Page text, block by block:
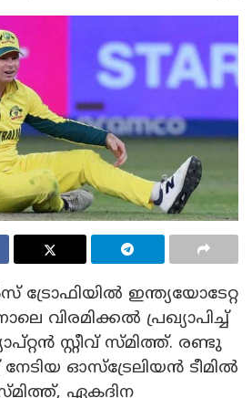
ട്രോഫിയിൽ ഇന്ത്യയോടേറ്റ
വിരമിക്കൽ പ്രഖ്യാപിച്ച്
സ്റ്റീവ് സ്മിത്ത്. രണ്ടു
ഓസ്ട്രേലിയൻ ടീമിൽ
ഏകദിന